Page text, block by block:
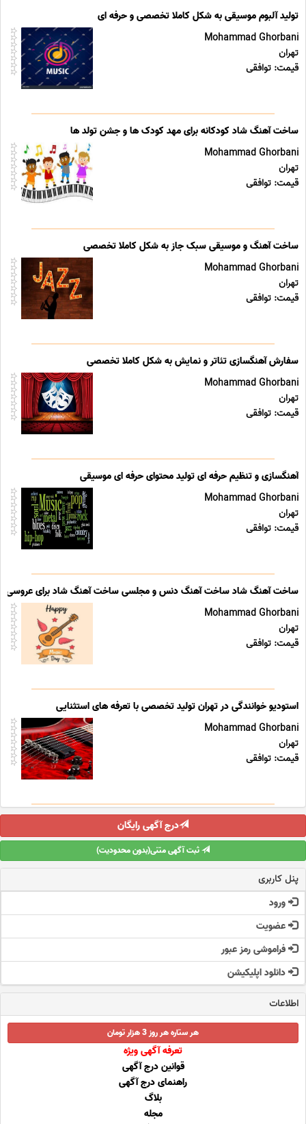
تولید آلبوم موسیقی به شکل کاملا تخصصی و حرفه ای
Mohammad Ghorbani
تهران
قیمت: توافقی
ساخت آهنگ شاد کودکانه برای مهد کودک ها و جشن تولد ها
Mohammad Ghorbani
تهران
قیمت: توافقی
ساخت آهنگ و موسیقی سبک جاز به شکل کاملا تخصصی
Mohammad Ghorbani
تهران
قیمت: توافقی
سفارش آهنگسازی تئاتر و نمایش به شکل کاملا تخصصی
Mohammad Ghorbani
تهران
قیمت: توافقی
آهنگسازی و تنظیم حرفه ای تولید محتوای حرفه ای موسیقی
Mohammad Ghorbani
تهران
قیمت: توافقی
ساخت آهنگ شاد ساخت آهنگ دنس و مجلسی ساخت آهنگ شاد برای عروسی
Mohammad Ghorbani
تهران
قیمت: توافقی
استودیو خوانندگی در تهران تولید تخصصی با تعرفه های استثنایی
Mohammad Ghorbani
تهران
قیمت: توافقی
درج آگهی رایگان
ثبت آگهی متنی(بدون محدودیت)
پنل کاربری
ورود
عضویت
فراموشی رمز عبور
دانلود اپلیکیشن
اطلاعات
هر ستاره هر روز 3 هزار تومان
تعرفه آگهی ویژه
قوانین درج آگهی
راهنمای درج آگهی
بلاگ
مجله